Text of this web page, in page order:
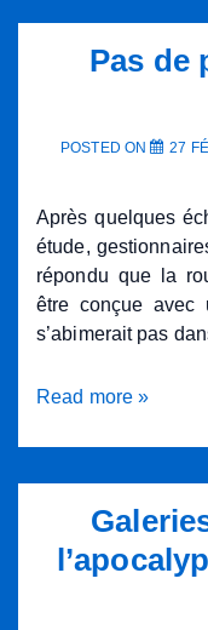
Pas de
POSTED ON 27
Après quelques
étude,
répondu que la
être conçue avec
s’abimerait pas
Pas
plastique
dans
Read more »